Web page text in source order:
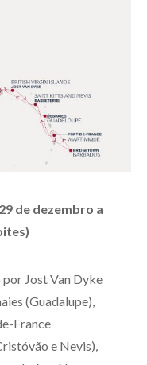
de dezembro a
por Jost Van Dyke
(Guadalupe),
France
e Nevis),